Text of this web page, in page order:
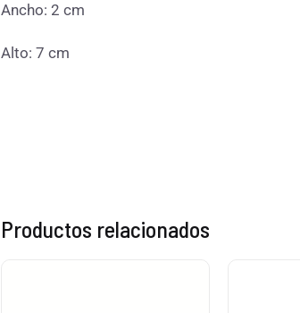
Ancho: 2 cm
Alto: 7 cm
Productos relacionados